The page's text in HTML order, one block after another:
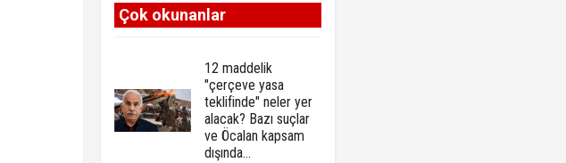
Çok okunanlar
12 maddelik
"çerçeve yasa
teklifinde" neler yer
alacak? Bazı suçlar
ve Öcalan kapsam
dışında…